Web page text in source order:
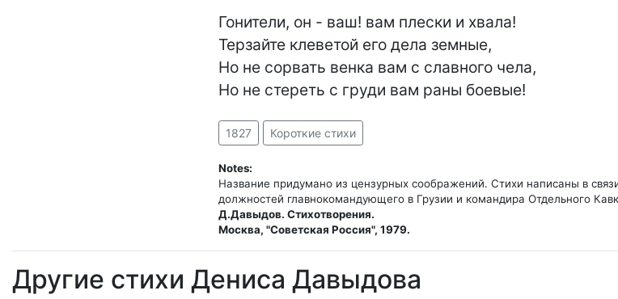
Гонители, он - ваш! вам плески и хвала!
Терзайте клеветой его дела земные,
Но не сорвать венка вам с славного чела,
Но не стереть с груди вам раны боевые!
1827 Короткие стихи
Notes:
Название придумано из цензурных соображений. Стихи написаны в
Д.Давыдов. Стихотворения.
Москва, "Советская Россия", 1979.
Другие стихи Дениса Давыдова